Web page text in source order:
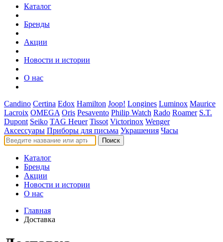
Каталог
Бренды
Акции
Новости и истории
О нас
Candino Certina Edox Hamilton Joop! Longines Luminox Maurice
Lacroix OMEGA Oris Pesavento Philip Watch Rado Roamer S.T.
Dupont Seiko TAG Heuer Tissot Victorinox Wenger
Аксессуары Приборы для письма Украшения Часы
Поиск
Каталог
Бренды
Акции
Новости и истории
О нас
Главная
Доставка